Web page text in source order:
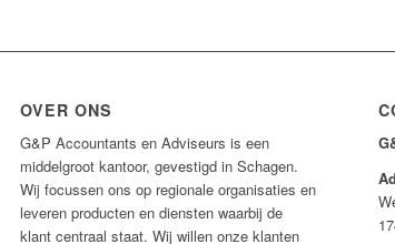
OVER ONS
G&P Accountants en Adviseurs is een
middelgroot kantoor, gevestigd in Schagen.
Wij focussen ons op regionale organisaties en
leveren producten en diensten waarbij de
klant centraal staat. Wij willen onze klanten